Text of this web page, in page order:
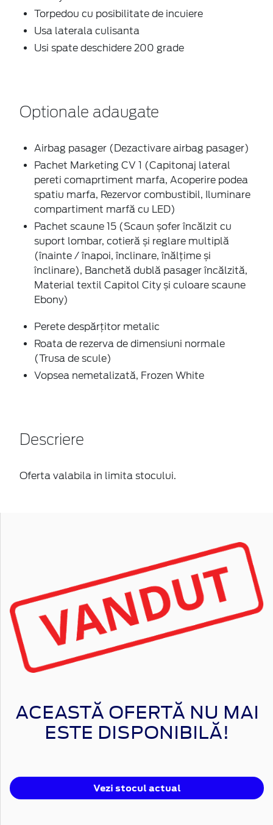
Torpedou cu posibilitate de incuiere
Usa laterala culisanta
Usi spate deschidere 200 grade
Optionale adaugate
Airbag pasager (Dezactivare airbag pasager)
Pachet Marketing CV 1 (Capitonaj lateral
pereti comaprtiment marfa, Acoperire podea
spatiu marfa, Rezervor combustibil, Iluminare
compartiment marfă cu LED)
Pachet scaune 15 (Scaun șofer încălzit cu
suport lombar, cotieră și reglare multiplă
(înainte / înapoi, înclinare, înălțime și
înclinare), Banchetă dublă pasager încălzită,
Material textil Capitol City și culoare scaune
Ebony)
Perete despărțitor metalic
Roata de rezerva de dimensiuni normale
(Trusa de scule)
Vopsea nemetalizată, Frozen White
Descriere
Oferta valabila in limita stocului.
ACEASTĂ OFERTĂ NU MAI
ESTE DISPONIBILĂ!
Vezi stocul actual